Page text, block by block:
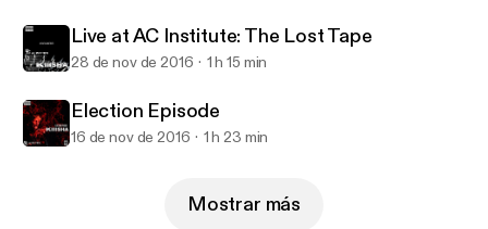
Live at AC Institute: The Lost Tape
28 de nov de 2016 1 h 15 min
Election Episode
16 de nov de 2016 1 h 23 min
Mostrar más